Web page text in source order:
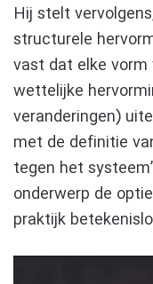
Hij stelt
structurele
vast dat elke
wettelijke
veranderingen)
met de definitie
tegen het
onderwerp de
praktijk